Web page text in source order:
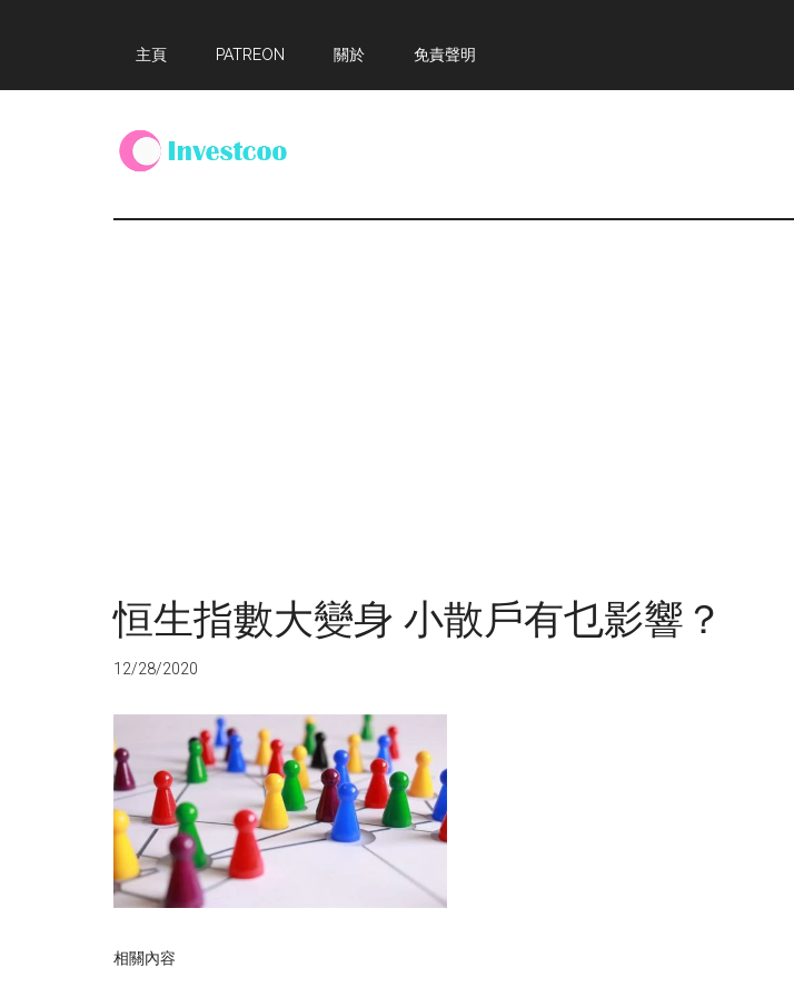
main
primary
footer
主頁 PATREON 關於 免責聲明
Investcoo
個
恒生指數大變身 小散戶有乜影響？
12/28/2020
相關內容